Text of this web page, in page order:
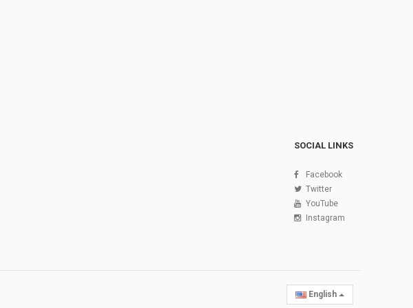
SOCIAL LINKS
Facebook
Twitter
YouTube
Instagram
English